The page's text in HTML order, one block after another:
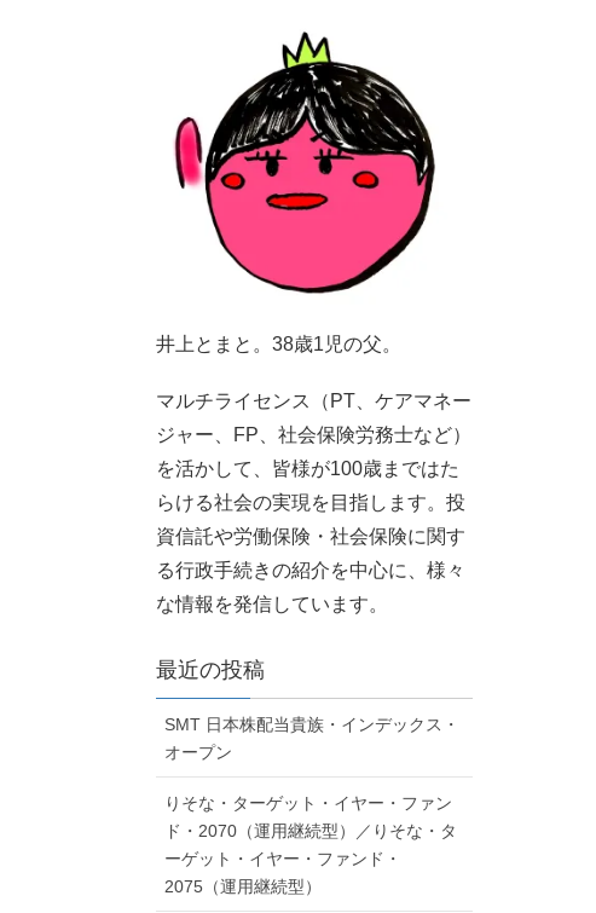
井上とまと。38歳1児の父。
マルチライセンス（PT、ケアマネー
ジャー、FP、社会保険労務士など）
を活かして、皆様が100歳まではた
らける社会の実現を目指します。投
資信託や労働保険・社会保険に関す
る行政手続きの紹介を中心に、様々
な情報を発信しています。
最近の投稿
SMT 日本株配当貴族・インデックス・
オープン
りそな・ターゲット・イヤー・ファン
ド・2070（運用継続型）／りそな・タ
ーゲット・イヤー・ファンド・
2075（運用継続型）